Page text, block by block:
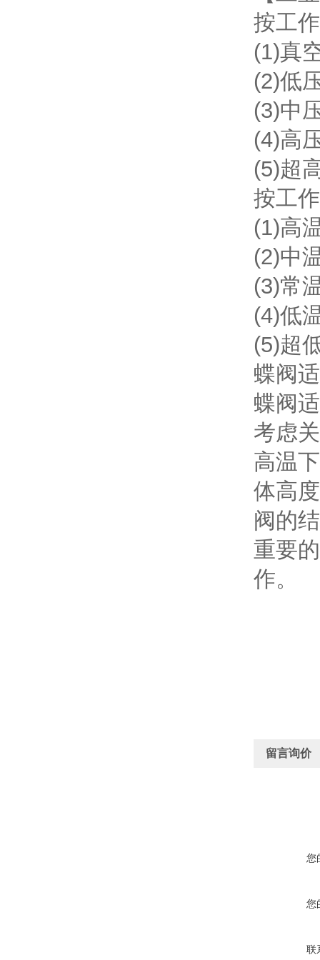
按工
(1)真
(2)低
(3)中
(4)高
(5)超
按工
(1)高
(2)中
(3)常
(4)低
(5)超
蝶阀
蝶阀
考虑
高温
体高
阀的
重要
作。
留言询价
您
您
联